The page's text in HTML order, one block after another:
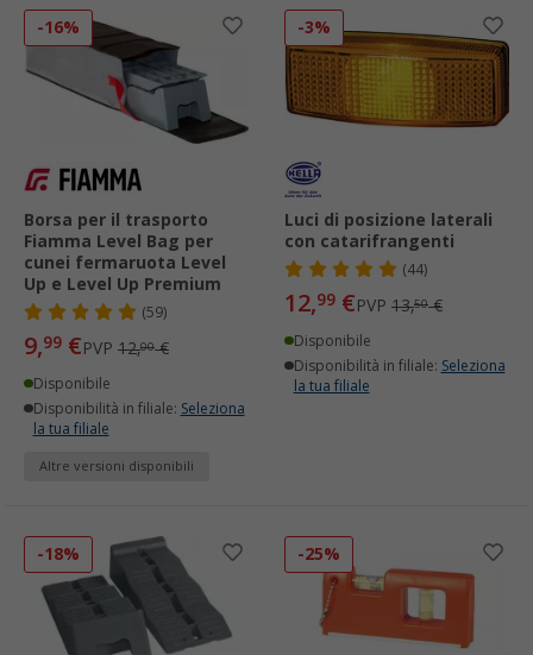
-16%
Borsa per il trasporto
Fiamma Level Bag per
cunei fermaruota Level
Up e Level Up Premium
(59)
9,99 €PVP 12,00€
Disponibile
Disponibilità in filiale: Seleziona
la tua filiale
Altre versioni disponibili
-3%
Luci di posizione laterali
con catarifrangenti
(44)
12,99 €PVP 13,50€
Disponibile
Disponibilità in filiale: Seleziona
la tua filiale
-18% -25%